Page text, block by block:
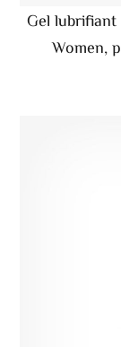
Gel lubrifiant
Women,